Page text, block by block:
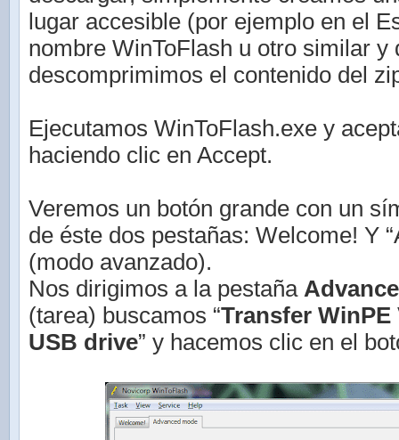
lugar accesible (por ejemplo en el
nombre WinToFlash u otro similar y
descomprimimos el contenido del
Ejecutamos WinToFlash.exe y
haciendo clic en Accept.
Veremos un botón grande con un
de éste dos pestañas: Welcome! Y
(modo avanzado).
Nos dirigimos a la pestaña
(tarea) buscamos “Transfer WinPE
USB drive” y hacemos clic en el